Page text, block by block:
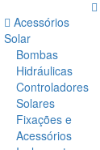
Acessórios
Solar
Bombas
Hidráulicas
Controladores
Solares
Fixações e
Acessórios